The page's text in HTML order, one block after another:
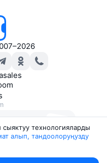
технологияларды
алып, тандоолоруңузду